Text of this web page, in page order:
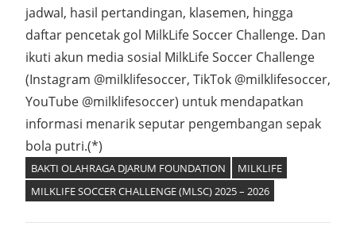
jadwal, hasil pertandingan, klasemen, hingga
daftar pencetak gol MilkLife Soccer Challenge. Dan
ikuti akun media sosial MilkLife Soccer Challenge
(Instagram @milklifesoccer, TikTok @milklifesoccer,
YouTube @milklifesoccer) untuk mendapatkan
informasi menarik seputar pengembangan sepak
bola putri.(*)
BAKTI OLAHRAGA DJARUM FOUNDATION
MILKLIFE
MILKLIFE SOCCER CHALLENGE (MLSC) 2025 – 2026